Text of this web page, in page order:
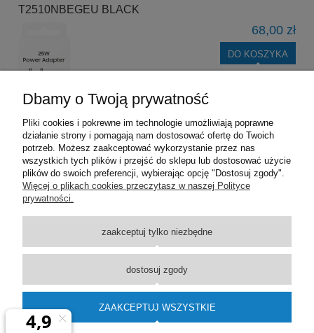
T2510NBEGEU BLACK
68,00 zł
DO KOSZYKA
Pomoc
Moje konto
Płatności i dostawa
Informacje
O nas
Dbamy o Twoją prywatność
Pliki cookies i pokrewne im technologie umożliwiają poprawne
działanie strony i pomagają nam dostosować ofertę do Twoich
potrzeb. Możesz zaakceptować wykorzystanie przez nas
wszystkich tych plików i przejść do sklepu lub dostosować użycie
plików do swoich preferencji, wybierając opcję "Dostosuj zgody".
Więcej o plikach cookies przeczytasz w naszej Polityce
prywatności.
zaakceptuj tylko niezbędne
dostosuj zgody
ZAAKCEPTUJ WSZYSTKIE